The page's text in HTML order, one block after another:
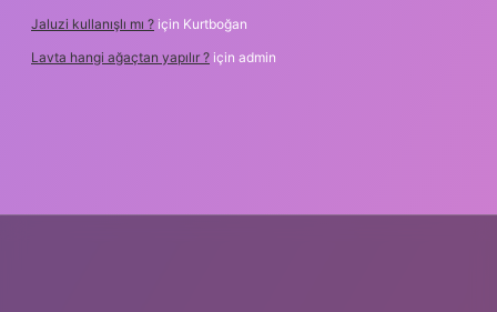
Jaluzi kullanışlı mı ? için Kurtboğan
Lavta hangi ağaçtan yapılır ? için admin